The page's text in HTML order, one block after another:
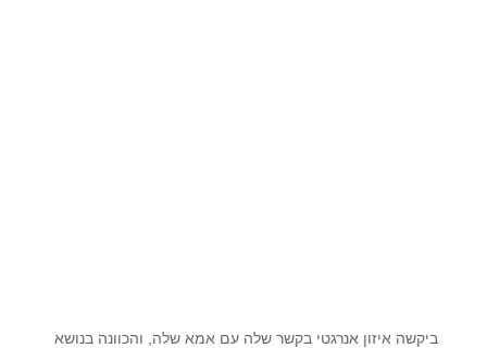
ביקשה איזון אנרגטי בקשר שלה עם אמא שלה, והכוונה בנושא